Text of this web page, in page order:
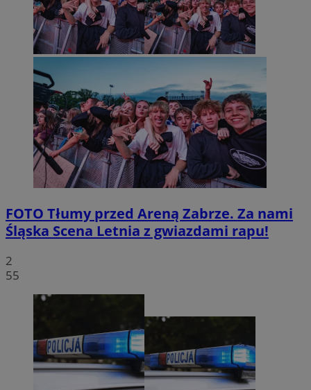
FOTO Tłumy przed Areną Zabrze. Za nami
Śląska Scena Letnia z gwiazdami rapu!
2
55